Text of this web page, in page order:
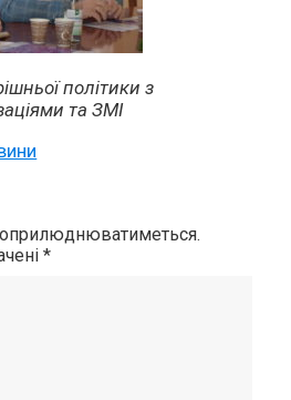
політики з
та ЗМІ
*